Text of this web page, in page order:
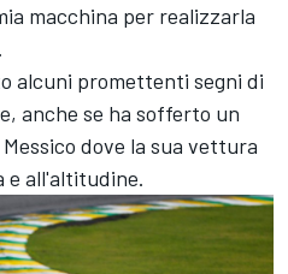
macchina per realizzarla
alcuni promettenti segni di
anche se ha sofferto un
dove la sua vettura
e all'altitudine.